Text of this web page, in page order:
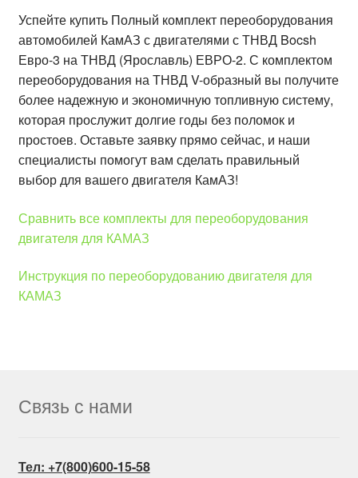
Успейте купить Полный комплект переоборудования
автомобилей КамАЗ с двигателями с ТНВД Bocsh
Евро-3 на ТНВД (Ярославль) ЕВРО-2. С комплектом
переоборудования на ТНВД V-образный вы получите
более надежную и экономичную топливную систему,
которая прослужит долгие годы без поломок и
простоев. Оставьте заявку прямо сейчас, и наши
специалисты помогут вам сделать правильный
выбор для вашего двигателя КамАЗ!
Сравнить все комплекты для переоборудования
двигателя для КАМАЗ
Инструкция по переоборудованию двигателя для
КАМАЗ
Связь с нами
Тел: +7(800)600-15-58